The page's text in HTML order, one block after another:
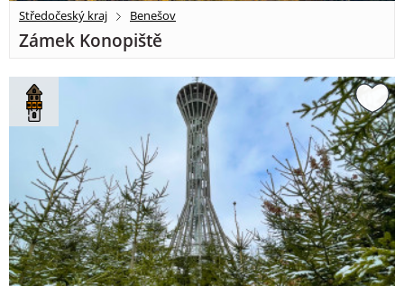
Středočeský kraj Benešov
Zámek Konopiště